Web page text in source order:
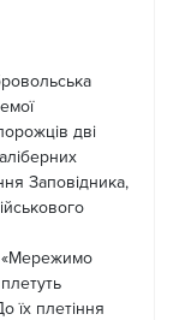
дві
Заповідника,
«Мережимо
їх плетіння